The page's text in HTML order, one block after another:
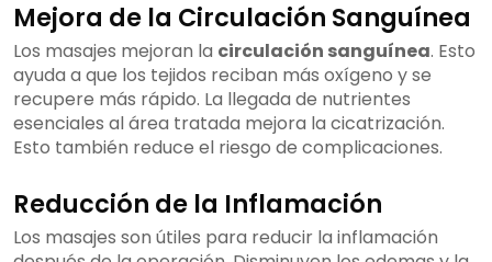
Mejora de la Circulación Sanguínea
Los masajes mejoran la circulación sanguínea. Esto
ayuda a que los tejidos reciban más oxígeno y se
recupere más rápido. La llegada de nutrientes
esenciales al área tratada mejora la cicatrización.
Esto también reduce el riesgo de complicaciones.
Reducción de la Inflamación
Los masajes son útiles para reducir la inflamación